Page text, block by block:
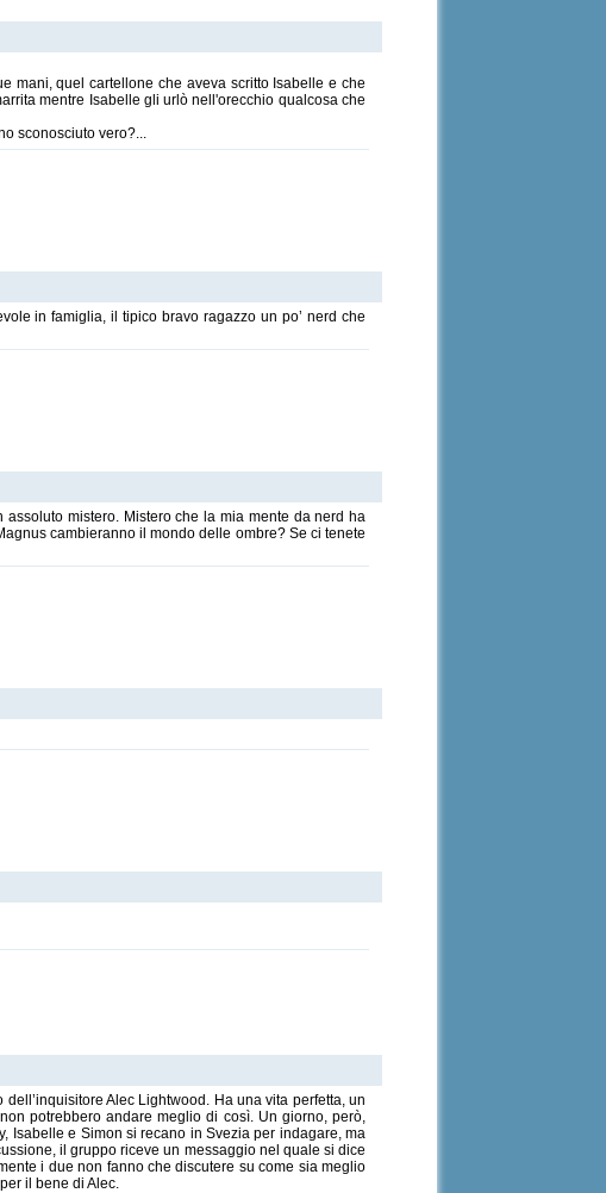
mani, quel cartellone che aveva scritto Isabelle e che
mentre Isabelle gli urlò nell'orecchio qualcosa che
sconosciuto vero?...
in famiglia, il tipico bravo ragazzo un po’ nerd che
mistero. Mistero che la mia mente da nerd ha
cambieranno il mondo delle ombre? Se ci tenete
Alec Lightwood. Ha una vita perfetta, un
potrebbero andare meglio di così. Un giorno, però,
Isabelle e Simon si recano in Svezia per indagare, ma
il gruppo riceve un messaggio nel quale si dice
i due non fanno che discutere su come sia meglio
il bene di Alec.